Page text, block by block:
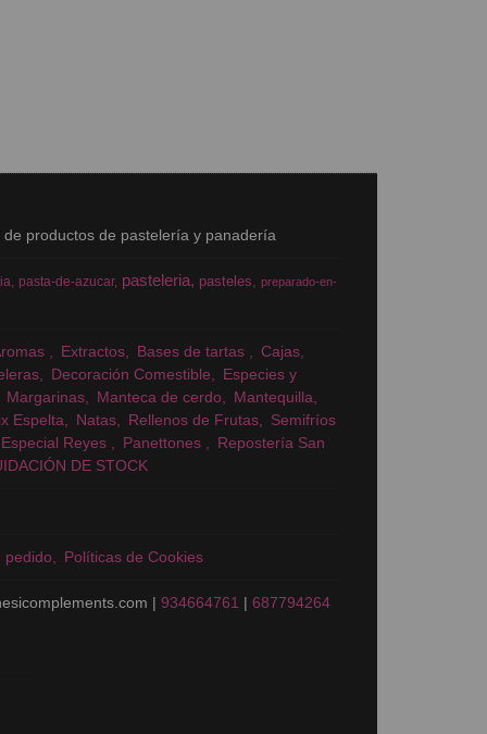
productos de pastelería y panadería
pasta-de-azucar pasteleria pasteles
preparado-en-
Extractos Bases de tartas
Cajas
Decoración Comestible
Especies y
Margarinas Manteca de cerdo
Mantequilla
Espelta Natas Rellenos de Frutas
Semifríos
Especial Reyes Panettones
Repostería San
DE STOCK
pedido Políticas de Cookies
| 934664761 | 687794264